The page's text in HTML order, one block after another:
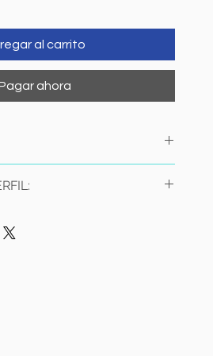
al carrito
ahora